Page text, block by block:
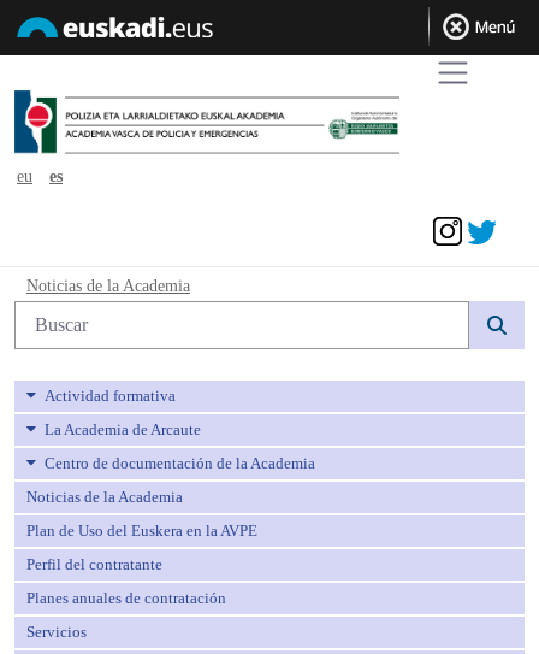
eu
es
Noticias de la Academia - avpe
Noticias de la Academia
Búsqueda web
Actividad formativa
La Academia de Arcaute
Centro de documentación de la Academia
Noticias de la Academia
Plan de Uso del Euskera en la AVPE
Perfil del contratante
Planes anuales de contratación
Servicios